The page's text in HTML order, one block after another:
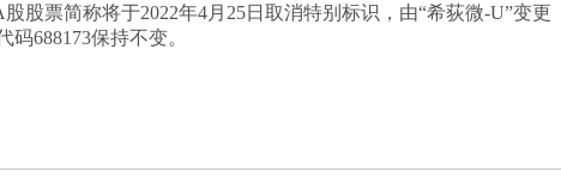
股票简称将于2022年4月25日取消特别标识，由“希荻微-U”变更
码688173保持不变。